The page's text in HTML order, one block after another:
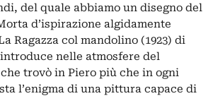
del quale abbiamo un disegno del
d’ispirazione algidamente
Ragazza col mandolino (1923) di
nelle atmosfere del
trovò in Piero più che in ogni
l’enigma di una pittura capace di